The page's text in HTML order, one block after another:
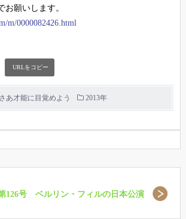
お願いします。
m/0000082426.html
さあ才能に目覚めよう 2013年
126号 ベルリン・フィルの日本公演